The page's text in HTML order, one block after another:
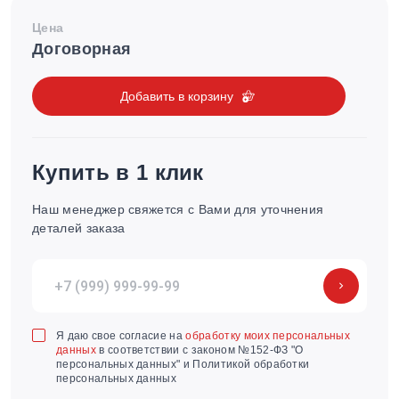
Цена
Договорная
Добавить в корзину
Купить в 1 клик
Наш менеджер свяжется с Вами для уточнения
деталей заказа
Я даю свое согласие наобработку моих персональных
данныхв соответствии с законом №152-ФЗ "О
персональных данных" и Политикой обработки
персональных данных